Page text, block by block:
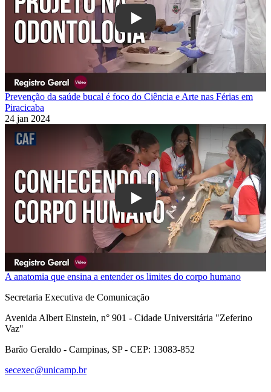
Play
Prevenção da saúde bucal é foco do Ciência e Arte nas Férias em
Piracicaba
24 jan 2024
Play
A anatomia que ensina a entender os limites do corpo humano
Secretaria Executiva de Comunicação
Avenida Albert Einstein, n° 901 - Cidade Universitária "Zeferino
Vaz"
Barão Geraldo - Campinas, SP - CEP: 13083-852
secexec@unicamp.br